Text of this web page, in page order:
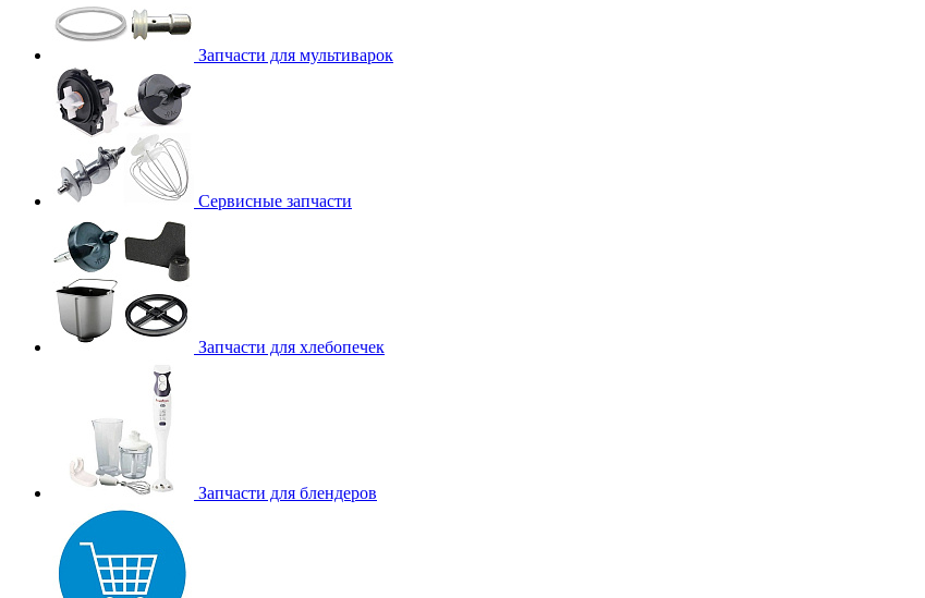
Запчасти для мультиварок
Сервисные запчасти
Запчасти для хлебопечек
Запчасти для блендеров